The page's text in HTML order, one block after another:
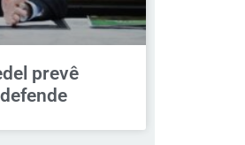
prevê